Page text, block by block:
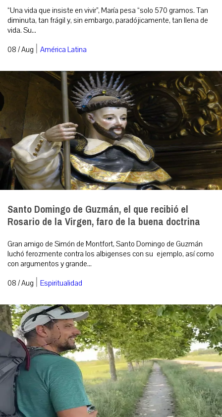
“Una vida que insiste en vivir”, María pesa “solo 570 gramos. Tan
diminuta, tan frágil y, sin embargo, paradójicamente, tan llena de
vida. Su...
08 / Aug | América Latina
Santo Domingo de Guzmán, el que recibió el
Rosario de la Virgen, faro de la buena doctrina
Gran amigo de Simón de Montfort, Santo Domingo de Guzmán
luchó ferozmente contra los albigenses con su ejemplo, así como
con argumentos y grande...
08 / Aug | Espiritualidad